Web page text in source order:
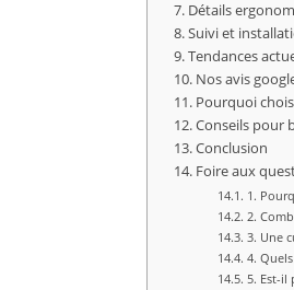
Détails
Suivi et
Tendances
Nos avis
Pourquoi
Conseils pour
Conclusion
Foire aux
1.
2.
3. Une
4.
5. Est-il